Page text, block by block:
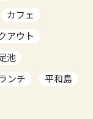
カフェ
アウト
池
ランチ
平和島